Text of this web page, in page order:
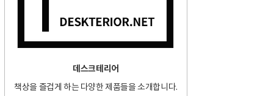
데스크테리어
책상을 즐겁게 하는 다양한 제품들을 소개합니다.